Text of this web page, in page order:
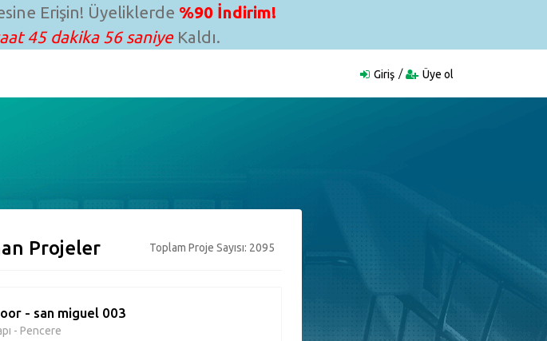
Erişin! Üyeliklerde %90 İndirim!
45 dakika 56 saniyeKaldı.
Giriş Üye ol
Projeler Toplam Proje Sayısı: 2095
- san miguel 003
- Pencere